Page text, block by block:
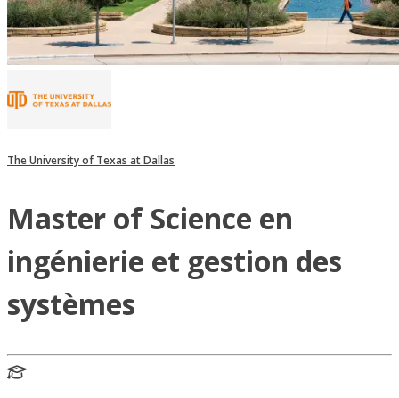
The University of Texas at Dallas
Master of Science en
ingénierie et gestion des
systèmes